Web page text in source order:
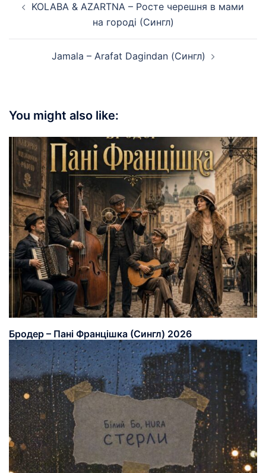
navigation
KOLABA & AZARTNA – Росте черешня в мами
на городі (Сингл)
Jamala – Arafat Dagindan (Сингл)
You might also like:
Бродер – Пані Францішка (Сингл) 2026